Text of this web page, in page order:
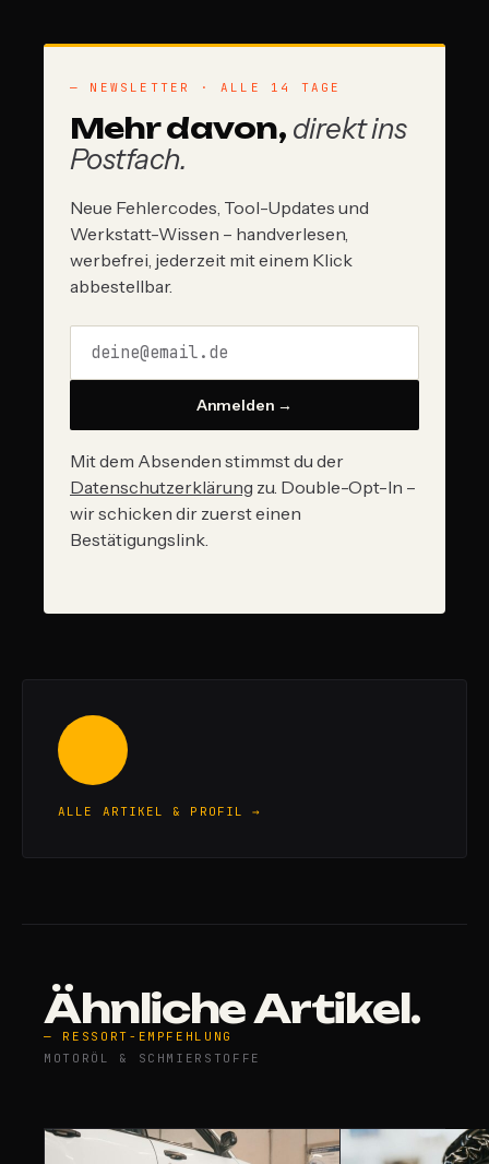
— NEWSLETTER · ALLE 14 TAGE
Mehr davon, direkt ins
Postfach.
Neue Fehlercodes, Tool-Updates und
Werkstatt-Wissen – handverlesen,
werbefrei, jederzeit mit einem Klick
abbestellbar.
Anmelden →
Mit dem Absenden stimmst du der
Datenschutzerklärung zu. Double-Opt-In –
wir schicken dir zuerst einen
Bestätigungslink.
ALLE ARTIKEL & PROFIL →
Ähnliche Artikel.
— RESSORT-EMPFEHLUNG
MOTORÖL & SCHMIERSTOFFE